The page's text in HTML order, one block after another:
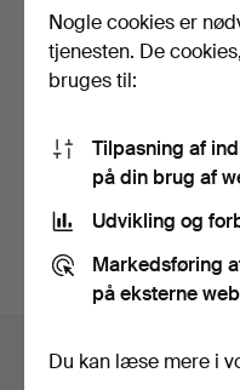
inspiration. Hvis du
Jeg er over 18 år
købsbetingelser
Hjælp og
Nogle cookies er
tjenesten. De
bruges til:
Tilpasning af
på din brug af
Udvikling og
Markedsføring
på eksterne
Du kan læse mere i